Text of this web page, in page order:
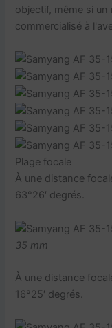
objectif, même si
commercialisé à
Plage focale
À une distance
63°26′ degrés.
35 mm
À une distance
16°25′ degrés.